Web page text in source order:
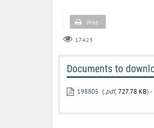
Print
17423
Documents to
198805 (.pdf,727.78 KB)